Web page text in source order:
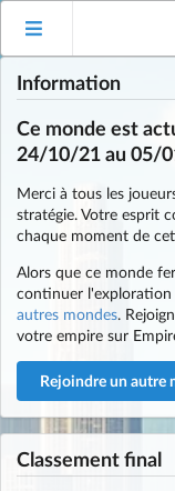
Information
Ce monde est
24/10/21 au 05/
Merci à tous les
stratégie. Votre esprit
chaque moment de
Alors que ce monde
continuer l'exploration
autres mondes.
votre empire sur
Rejoindre un autre
Classement final